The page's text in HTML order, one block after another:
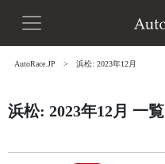
AutoRace.JP 浜松: 2023年12月
浜松: 2023年12月 一覧